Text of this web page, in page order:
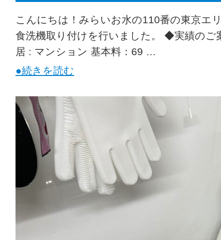
こんにちは！みらいお水の110番の東京エ
食洗機取り付けを行いました。 ◆実績のご
居 : マンション 基本料：69 …
●続きを読む